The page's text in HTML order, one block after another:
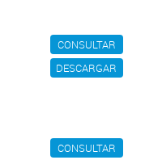
CONSULTAR
DESCARGAR
CONSULTAR